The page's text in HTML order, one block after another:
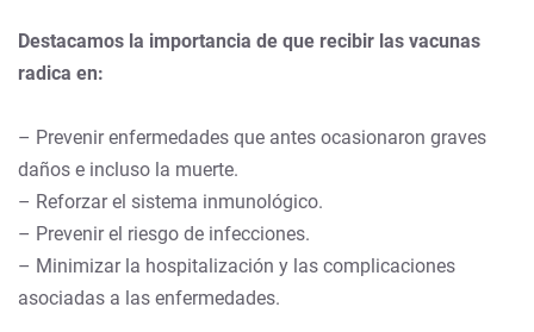
Destacamos la importancia de que recibir las vacunas
radica en:
– Prevenir enfermedades que antes ocasionaron graves
daños e incluso la muerte.
– Reforzar el sistema inmunológico.
– Prevenir el riesgo de infecciones.
– Minimizar la hospitalización y las complicaciones
asociadas a las enfermedades.